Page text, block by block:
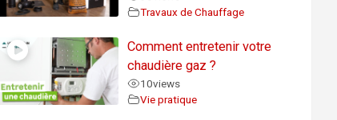
Travaux de Chauffage
Comment entretenir votre
chaudière gaz ?
10views
Vie pratique